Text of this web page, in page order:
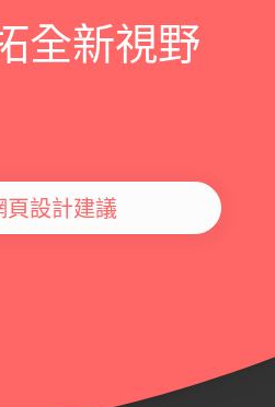
全新視野
頁設計建議